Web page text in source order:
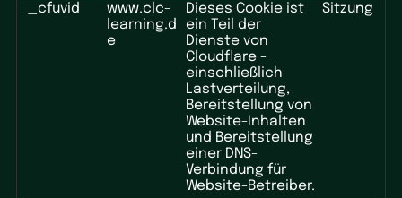
_cfuvid
www.clc-
learning.d
e
Dieses Cookie ist
ein Teil der
Dienste von
Cloudflare -
einschließlich
Lastverteilung,
Bereitstellung von
Website-Inhalten
und Bereitstellung
einer DNS-
Verbindung für
Website-Betreiber.
Sitzung